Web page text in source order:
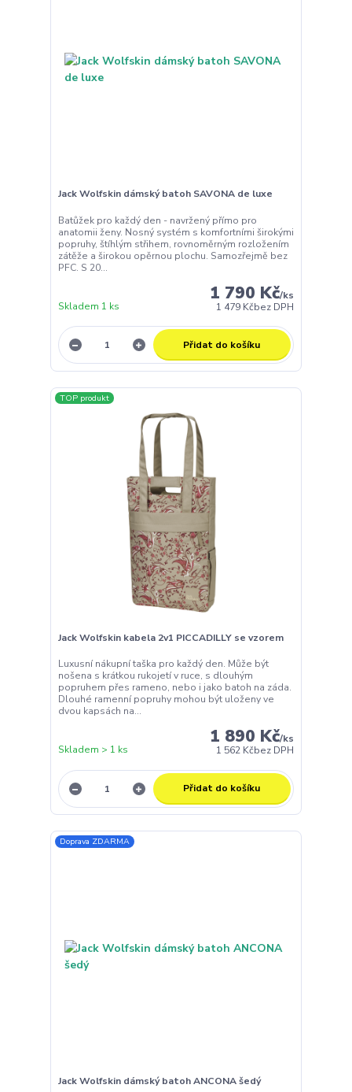
Jack Wolfskin dámský batoh SAVONA de luxe
Batůžek pro každý den - navržený přímo pro
anatomii ženy. Nosný systém s komfortními širokými
popruhy, štíhlým střihem, rovnoměrným rozložením
zátěže a širokou opěrnou plochu. Samozřejmě bez
PFC. S 20...
1 790 Kč/ks
1 479 Kčbez DPH
Skladem 1 ks
Přidat do košíku
TOP produkt
Jack Wolfskin kabela 2v1 PICCADILLY se vzorem
Luxusní nákupní taška pro každý den. Může být
nošena s krátkou rukojetí v ruce, s dlouhým
popruhem přes rameno, nebo i jako batoh na záda.
Dlouhé ramenní popruhy mohou být uloženy ve
dvou kapsách na...
1 890 Kč/ks
1 562 Kčbez DPH
Skladem > 1 ks
Přidat do košíku
Doprava ZDARMA
Jack Wolfskin dámský batoh ANCONA šedý